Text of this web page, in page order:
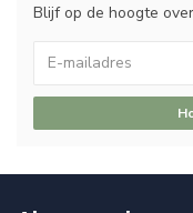
Blijf op de hoogte